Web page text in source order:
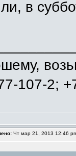
в
107-2;
Чт мар 21, 2013 12:46